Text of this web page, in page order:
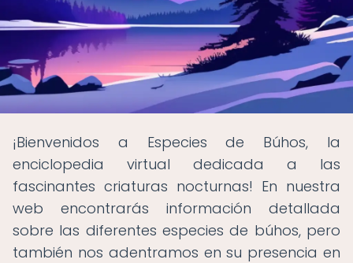
¡Bienvenidos a Especies de Búhos, la
enciclopedia virtual dedicada a las
fascinantes criaturas nocturnas! En nuestra
web encontrarás información detallada
sobre las diferentes especies de búhos, pero
también nos adentramos en su presencia en